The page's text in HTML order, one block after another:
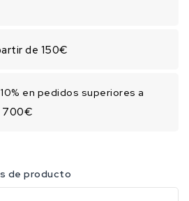
de 150€
en pedidos superiores a
700€
de producto